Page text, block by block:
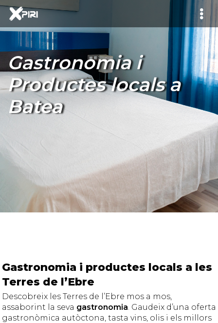
Gastronomia i
Productes locals a
Batea
Gastronomia i productes locals a les
Terres de l’Ebre
Descobreix les Terres de l’Ebre mos a mos,
assaborint la seva gastronomia. Gaudeix d’una oferta
gastronòmica autòctona, tasta vins, olis i els millors